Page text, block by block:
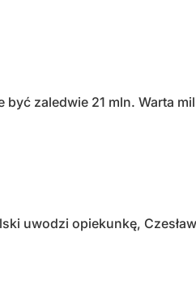
być zaledwie 21 mln. Warta
uwodzi opiekunkę,